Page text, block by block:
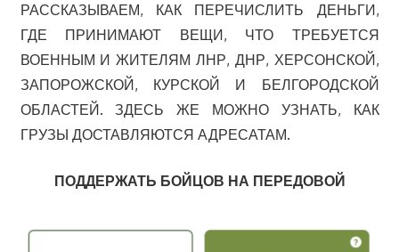
РАССКАЗЫВАЕМ, КАК ПЕРЕЧИСЛИТЬ ДЕНЬГИ,
ГДЕ ПРИНИМАЮТ ВЕЩИ, ЧТО ТРЕБУЕТСЯ
ВОЕННЫМ И ЖИТЕЛЯМ ЛНР, ДНР, ХЕРСОНСКОЙ,
ЗАПОРОЖСКОЙ, КУРСКОЙ И БЕЛГОРОДСКОЙ
ОБЛАСТЕЙ. ЗДЕСЬ ЖЕ МОЖНО УЗНАТЬ, КАК
ГРУЗЫ ДОСТАВЛЯЮТСЯ АДРЕСАТАМ.
ПОДДЕРЖАТЬ БОЙЦОВ НА ПЕРЕДОВОЙ